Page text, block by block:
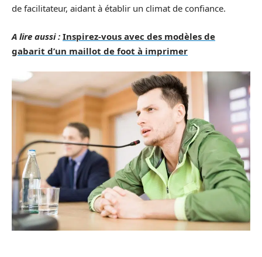
de facilitateur, aidant à établir un climat de confiance.
A lire aussi : Inspirez-vous avec des modèles de
gabarit d’un maillot de foot à imprimer